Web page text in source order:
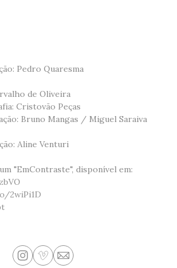
Pedro Quaresma
de Oliveira
Cristovão Peças
Bruno Mangas / Miguel Saraiva
Aline Venturi
"EmContraste", disponível em:
2wiPi1D